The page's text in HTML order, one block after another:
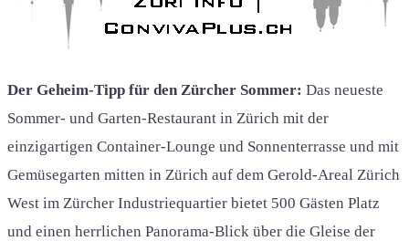
Der Geheim-Tipp für den Zürcher Sommer: Das neueste
Sommer- und Garten-Restaurant in Zürich mit der
einzigartigen Container-Lounge und Sonnenterrasse und mit
Gemüsegarten mitten in Zürich auf dem Gerold-Areal Zürich
West im Zürcher Industriequartier bietet 500 Gästen Platz
und einen herrlichen Panorama-Blick über die Gleise der